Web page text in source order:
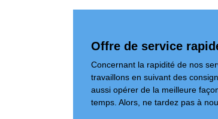
Offre de service
Concernant la rapidité de nos
travaillons en suivant des
aussi opérer de la meilleure
temps. Alors, ne tardez pas à